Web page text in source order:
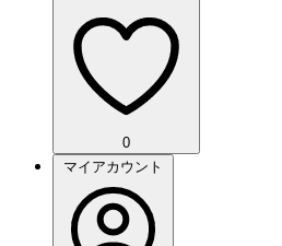
0
マイアカウント